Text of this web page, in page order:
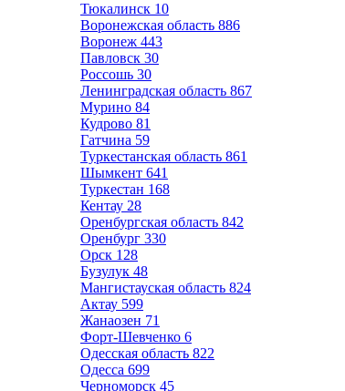
Тюкалинск 10
Воронежская область 886
Воронеж 443
Павловск 30
Россошь 30
Ленинградская область 867
Мурино 84
Кудрово 81
Гатчина 59
Туркестанская область 861
Шымкент 641
Туркестан 168
Кентау 28
Оренбургская область 842
Оренбург 330
Орск 128
Бузулук 48
Мангистауская область 824
Актау 599
Жанаозен 71
Форт-Шевченко 6
Одесская область 822
Одесса 699
Черноморск 45